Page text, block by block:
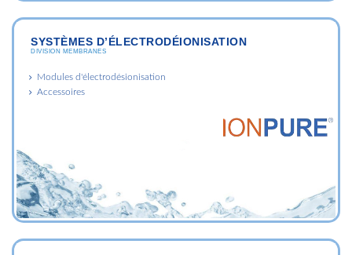
SYSTÈMES D’ÉLECTRODÉIONISATION
DIVISION MEMBRANES
Modules d'électrodésionisation
Accessoires